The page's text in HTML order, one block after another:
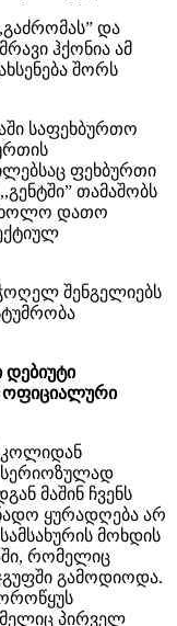
და
ჰქონია ამ
შორს
საფეხბურთო
ფეხბურთი
თამაშობს
ხოლო დათო
ჭოღელ შენგელიებს
ოფიციალური
სერიოზულად
მაშინ ჩვენს
ყურადღება არ
მოხდის
რომელიც
გამოდიოდა.
პირველ